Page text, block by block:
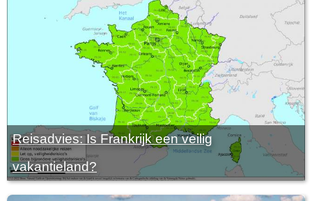
Reisadvies: Is Frankrijk een veilig
vakantieland?